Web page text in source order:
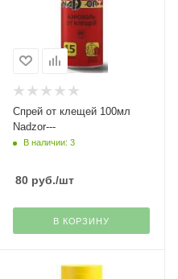
Спрей от клещей 100мл
Nadzor---
В наличии: 3
80руб./шт
В КОРЗИНУ